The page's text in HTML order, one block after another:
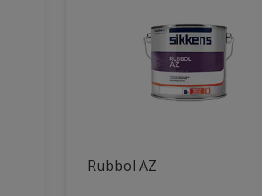
Rubbol AZ